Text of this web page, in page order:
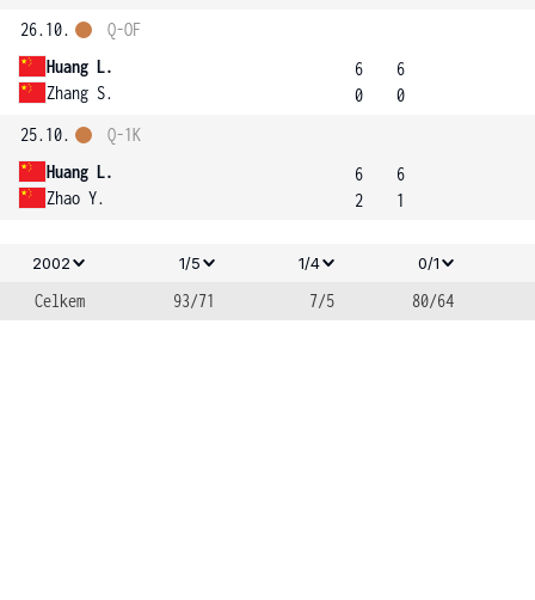
26.10.
Huang L.
Zhang S.
Q-OF
6
0
6
0
25.10.
Huang L.
Zhao Y.
Q-1K
6
2
6
1
2002 1/5 1/4 0/1
Celkem 93/71 7/5 80/64